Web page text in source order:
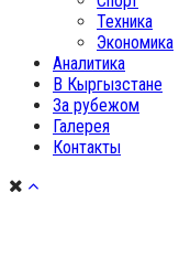
Техника
Экономика
Аналитика
В Кыргызстане
За рубежом
Галерея
Контакты